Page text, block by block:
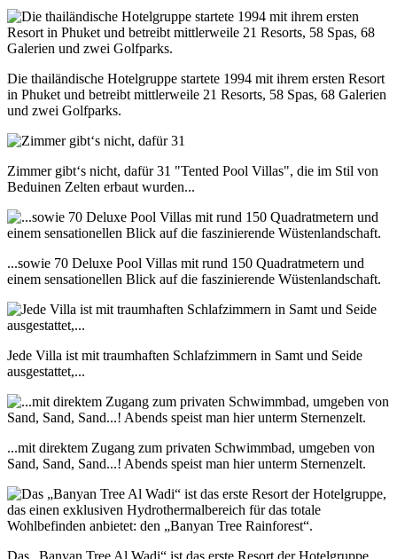
Die thailändische Hotelgruppe startete 1994 mit ihrem ersten Resort
in Phuket und betreibt mittlerweile 21 Resorts, 58 Spas, 68 Galerien
und zwei Golfparks.
Zimmer gibt‘s nicht, dafür 31 "Tented Pool Villas", die im Stil von
Beduinen Zelten erbaut wurden...
...sowie 70 Deluxe Pool Villas mit rund 150 Quadratmetern und
einem sensationellen Blick auf die faszinierende Wüstenlandschaft.
Jede Villa ist mit traumhaften Schlafzimmern in Samt und Seide
ausgestattet,...
...mit direktem Zugang zum privaten Schwimmbad, umgeben von
Sand, Sand, Sand...! Abends speist man hier unterm Sternenzelt.
Das „Banyan Tree Al Wadi“ ist das erste Resort der Hotelgruppe,